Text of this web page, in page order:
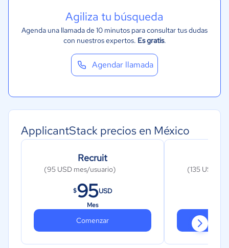
Agiliza tu búsqueda
Agenda una llamada de 10 minutos para consultar tus dudas
con nuestros expertos. Es gratis.
Agendar llamada
ApplicantStack precios en México
Recruit
(95 USD mes/usuario)
$95USD
Mes
Comenzar
(135 USD